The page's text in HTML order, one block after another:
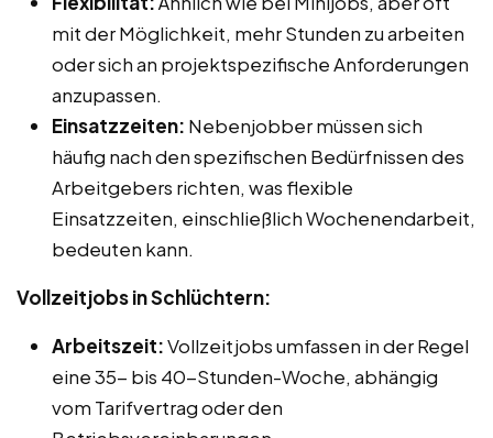
mit der Möglichkeit, mehr Stunden zu arbeiten
oder sich an projektspezifische Anforderungen
anzupassen.
Einsatzzeiten: Nebenjobber müssen sich
häufig nach den spezifischen Bedürfnissen des
Arbeitgebers richten, was flexible
Einsatzzeiten, einschließlich Wochenendarbeit,
bedeuten kann.
Vollzeitjobs in Schlüchtern:
Arbeitszeit:Vollzeitjobs umfassen in der Regel
eine 35- bis 40-Stunden-Woche, abhängig
vom Tarifvertrag oder den